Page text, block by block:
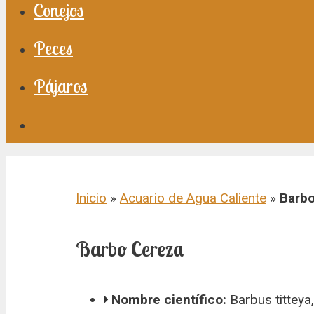
Conejos
Peces
Pájaros
Inicio » Acuario de Agua Caliente »
Barbo Cereza
Nombre científico: Barbus